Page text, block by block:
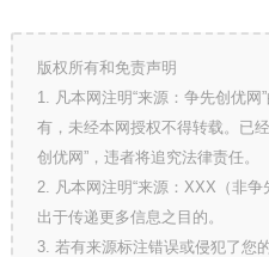
版权所有和免责声明
1. 凡本网注明“来源：争先创优
有，未经本网授权不得转载。已
创优网”，违者将追究法律责任。
2. 凡本网注明“来源：XXX（非
出于传递更多信息之目的。
3. 若有来源标注错误或侵犯了您